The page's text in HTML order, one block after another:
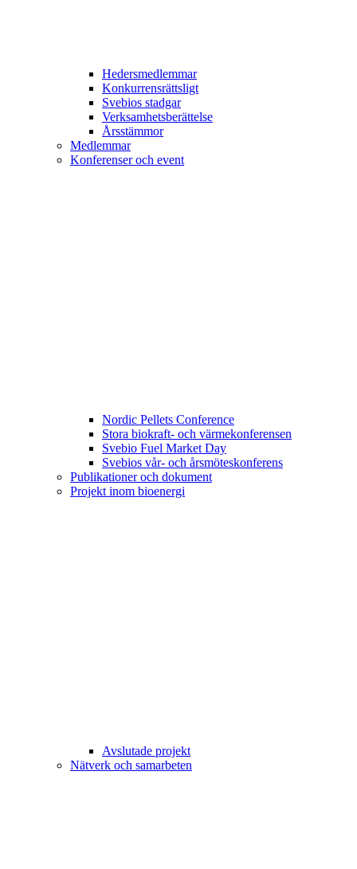
Hedersmedlemmar
Konkurrensrättsligt
Svebios stadgar
Verksamhetsberättelse
Årsstämmor
Medlemmar
Konferenser och event
Nordic Pellets Conference
Stora biokraft- och värmekonferensen
Svebio Fuel Market Day
Svebios vår- och årsmöteskonferens
Publikationer och dokument
Projekt inom bioenergi
Avslutade projekt
Nätverk och samarbeten